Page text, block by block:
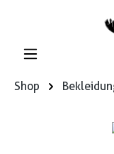
Zum Hauptinhalt
Shop
Bildergalerie